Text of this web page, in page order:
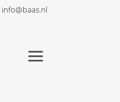
info@baas.nl